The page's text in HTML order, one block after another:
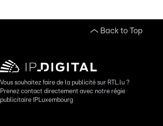
Back to Top
Vous souhaitez faire de la publicité sur RTL.lu ?
Prenez contact directement avec notre régie
publicitaire IPLuxembourg